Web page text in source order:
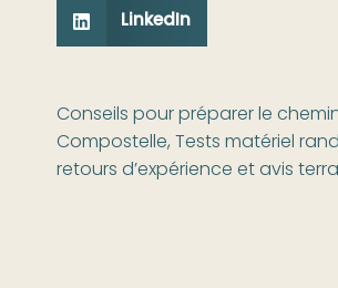
LinkedIn
Conseils pour préparer le
Compostelle,Tests matériel
retours d’expérience et avis